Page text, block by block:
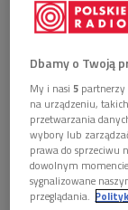
Dbamy o Twoją
My i nasi5
na urządzeniu,
przetwarzania
wybory lub
prawa do sprzeciwu
dowolnym
sygnalizowane
przeglądania.